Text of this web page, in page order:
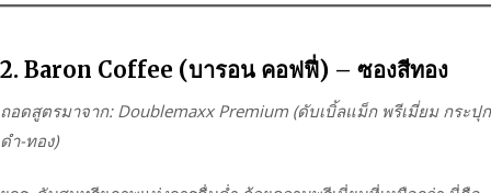
2. Baron Coffee (บารอน คอฟฟี่) – ซองสีทอง
ถอดสูตรมาจาก: Doublemaxx Premium (ดับเบิ้ลแม็ก พรีเมี่ยม กระปุก
ดำ-ทอง)